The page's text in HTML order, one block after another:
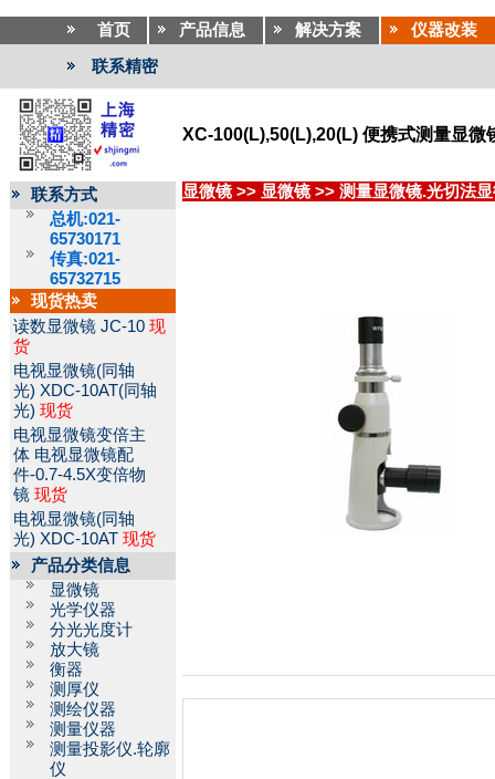
首页 产品信息 解决方案 仪器改装
联系精密
XC-100(L),50(L),20(L) 便携式测量显微
联系方式
总机:021-
65730171
传真:021-
65732715
现货热卖
读数显微镜 JC-10 现
货
电视显微镜(同轴
光) XDC-10AT(同轴
光) 现货
电视显微镜变倍主
体 电视显微镜配
件-0.7-4.5X变倍物
镜 现货
电视显微镜(同轴
光) XDC-10AT 现货
产品分类信息
显微镜
光学仪器
分光光度计
放大镜
衡器
测厚仪
测绘仪器
测量仪器
测量投影仪.轮廓
仪
显微镜 >> 显微镜 >> 测量显微镜.光切法